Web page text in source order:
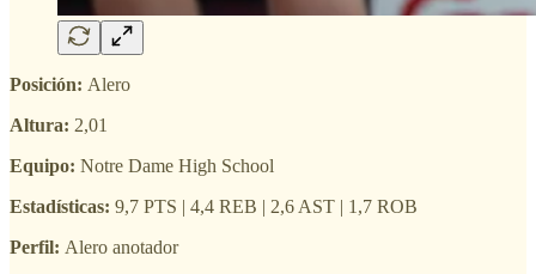
Posición: Alero
Altura: 2,01
Equipo: Notre Dame High School
Estadísticas: 9,7 PTS | 4,4 REB | 2,6 AST | 1,7 ROB
Perfil: Alero anotador